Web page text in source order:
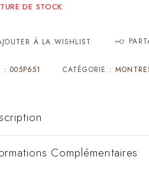
DE STOCK
À LA WISHLIST
:005P651 CATÉGORIE :
Complémentaires